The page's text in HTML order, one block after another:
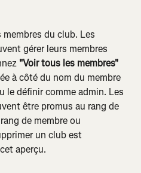
membres du club. Les
gérer leurs membres
"Voir tous les membres"
à côté du nom du membre
le définir comme admin. Les
être promus au rang de
de membre ou
un club est
aperçu.